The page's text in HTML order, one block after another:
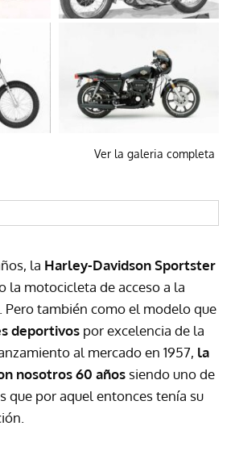
Ver la galeria completa
la Harley-Davidson Sportster
la motocicleta de acceso a la
Pero también como el modelo que
deportivos por excelencia de la
al mercado en 1957, la
nosotros 60 años siendo uno de
que por aquel entonces tenía su